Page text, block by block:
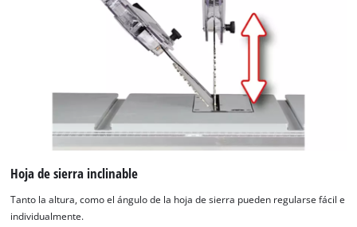
Hoja de sierra inclinable
Tanto la altura, como el ángulo de la hoja de sierra pueden regularse fácil e
individualmente.